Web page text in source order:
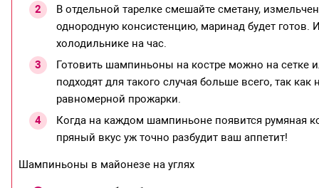
В отдельной тарелке смешайте сметану,
однородную консистенцию, маринад будет готов.
холодильнике на час.
Готовить шампиньоны на костре можно на сетке
подходят для такого случая больше всего, так
равномерной прожарки.
Когда на каждом шампиньоне появится румяная
пряный вкус уж точно разбудит ваш аппетит!
Шампиньоны в майонезе на углях